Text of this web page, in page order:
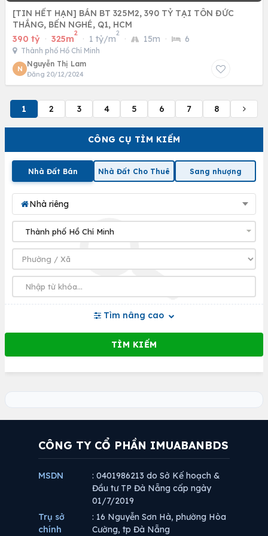
CÔNG CỤ TÌM KIẾM
Nhà Đất Bán Nhà Đất Cho Thuê Sang nhượng
Nhà riêng
Tìm nâng cao
[TIN HẾT HẠN] BÁN BT 325M2, 390 TỶ TẠI TÔN ĐỨC
THẮNG, BẾN NGHÉ, Q1, HCM
390 tỷ · 325m
2
· 1 tỷ/m
2
· 15m · 6
Thành phố Hồ Chí Minh
N
Nguyễn Thị Lam
Đăng 20/12/2024
1 2 3 4 5 6 7 8
CÔNG TY CỔ PHẦN IMUABANBDS
MSDN
: 0401986213 do Sở Kế hoạch &
Đầu tư TP Đà Nẵng cấp ngày
01/7/2019
Trụ sở
chính
: 16 Nguyễn Sơn Hà, phường Hòa
Cường, tp Đà Nẵng